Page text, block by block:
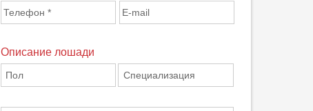
Описание лошади